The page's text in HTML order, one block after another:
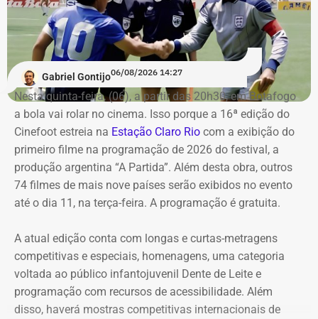
avaliado em R$ 187.475,88, e o imóvel herdado em São
João da Barra, de R$ 150 mil, permaneceram com os
mesmos valores declarados.
Bens declarados por Carla Machado em 2026 — Foto:
Reprodução/Divulgacand
Gabriel Gontijo06/08/2026 14:27
Nesta quinta-feira, (06), a partir das 20h30, em Botafogo
a bola vai rolar no cinema. Isso porque a 16ª edição do
Cinefoot estreia na Estação Claro Rio com a exibição do
primeiro filme na programação de 2026 do festival, a
produção argentina “A Partida”. Além desta obra, outros
74 filmes de mais nove países serão exibidos no evento
até o dia 11, na terça-feira. A programação é gratuita.
A atual edição conta com longas e curtas-metragens
competitivas e especiais, homenagens, uma categoria
voltada ao público infantojuvenil Dente de Leite e
programação com recursos de acessibilidade. Além
disso, haverá mostras competitivas internacionais de